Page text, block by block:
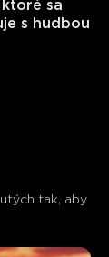
sa
s hudbou
tak, aby